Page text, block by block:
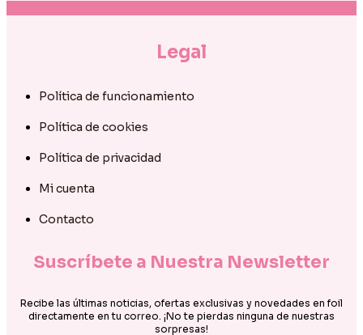
Legal
Política de funcionamiento
Política de cookies
Política de privacidad
Mi cuenta
Contacto
Suscríbete a Nuestra Newsletter
Recibe las últimas noticias, ofertas exclusivas y novedades en foil
directamente en tu correo. ¡No te pierdas ninguna de nuestras
sorpresas!